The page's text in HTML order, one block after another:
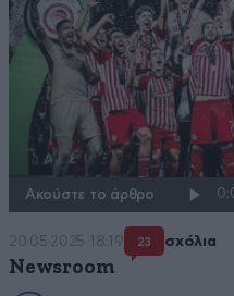
Ακούστε το άρθρο
20·05·2025 18:19 23 σχόλια
Newsroom